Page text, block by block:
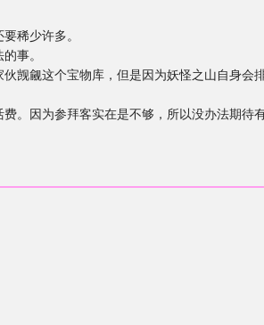
稀少许多。
事。
觎这个宝物库，但是因为妖怪之山自身会
因为参拜客实在是不够，所以没办法期待有